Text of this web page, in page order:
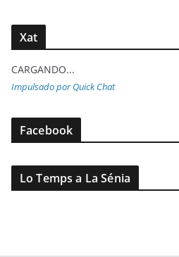
Xat
CARGANDO...
Impulsado por Quick Chat
Facebook
Lo Temps a La Sénia